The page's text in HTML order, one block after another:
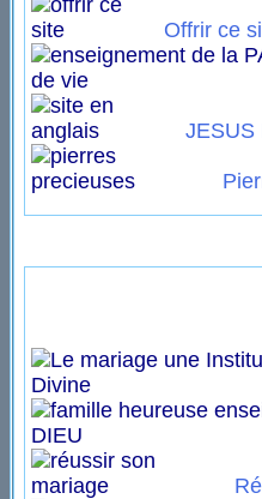
Offrir ce
JESUS